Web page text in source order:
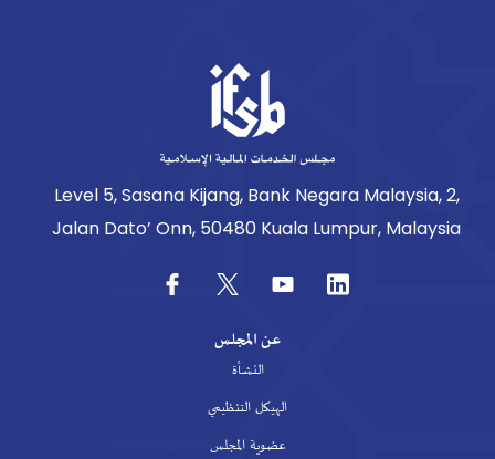
Level 5, Sasana Kijang, Bank Negara Malaysia, 2,
Jalan Dato’ Onn, 50480 Kuala Lumpur, Malaysia
عن المجلس
النشأة
الهيكل التنظيمي
عضوية المجلس